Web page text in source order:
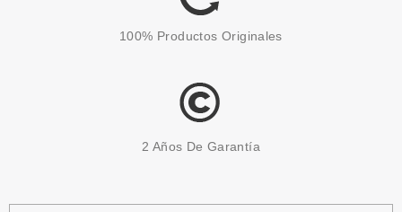
100% Productos Originales
2 Años De Garantía